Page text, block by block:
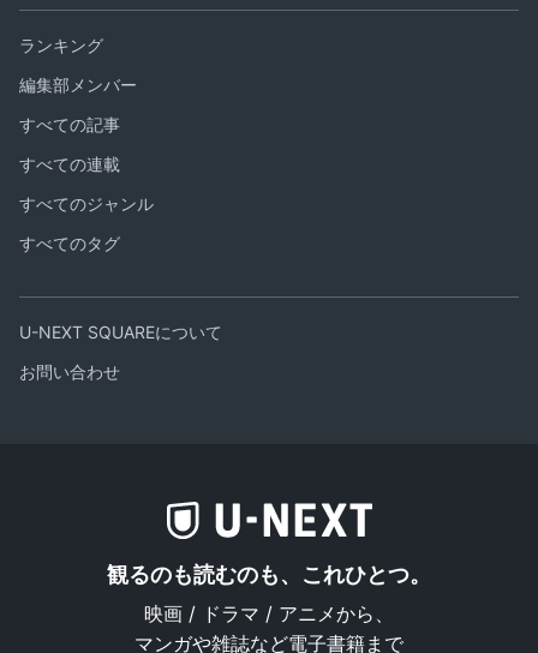
ランキング
編集部メンバー
すべての記事
すべての連載
すべてのジャンル
すべてのタグ
U-NEXT SQUAREについて
お問い合わせ
観るのも読むのも、これひとつ。
映画 / ドラマ / アニメから、
マンガや雑誌など電子書籍まで